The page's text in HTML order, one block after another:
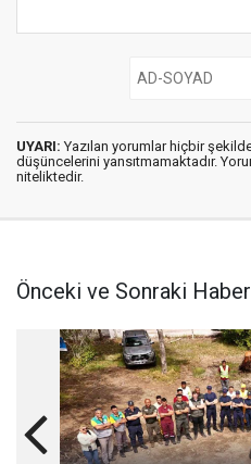
UYARI: Yazılan yorumlar hiçbir
düşüncelerini yansıtmamaktadır.
niteliktedir.
Önceki ve Sonraki